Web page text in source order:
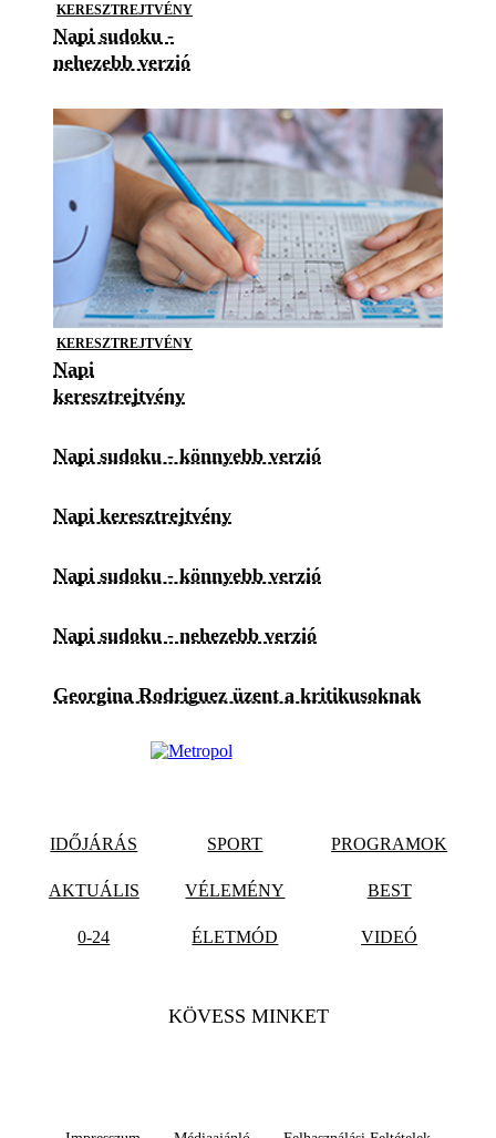
KERESZTREJTVÉNY
Napi sudoku -
nehezebb verzió
KERESZTREJTVÉNY
Napi
keresztrejtvény
Napi sudoku - könnyebb verzió
Napi keresztrejtvény
Napi sudoku - könnyebb verzió
Napi sudoku - nehezebb verzió
Georgina Rodriguez üzent a kritikusoknak
IDŐJÁRÁS SPORT PROGRAMOK
AKTUÁLIS VÉLEMÉNY BEST
0-24 ÉLETMÓD VIDEÓ
KÖVESS MINKET